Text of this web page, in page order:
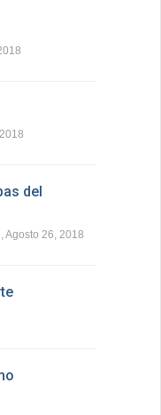
del
, Agosto 26, 2018